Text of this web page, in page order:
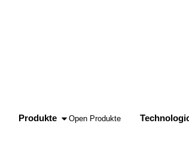
Produkte Open Produkte